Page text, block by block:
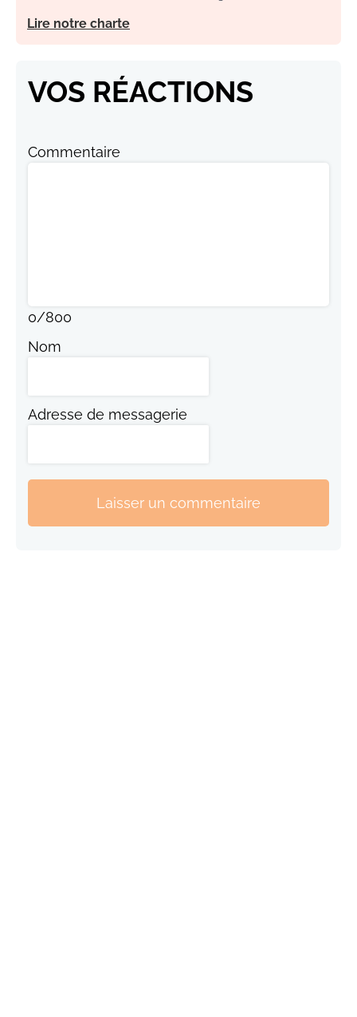
Lire notre charte
VOS RÉACTIONS
Commentaire
0/800
Nom
Adresse de messagerie
Laisser un commentaire